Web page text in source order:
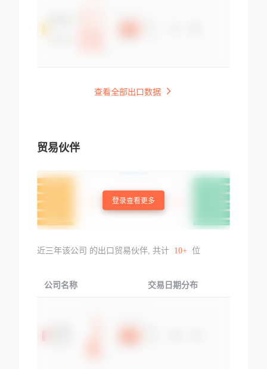
查看全部出口数据
贸易伙伴
登录查看更多
近三年该公司 的出口贸易伙伴, 共计 10+ 位
公司名称 交易日期分布